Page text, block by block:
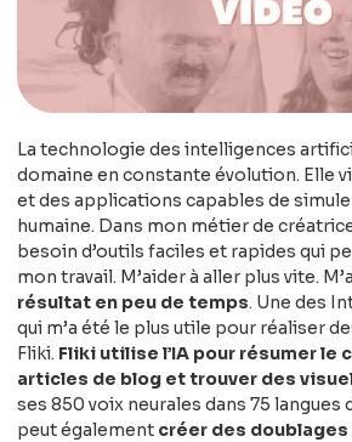
La technologie des intelligences
domaine en constante évolution. Elle
et des applications capables de
humaine. Dans mon métier de
besoin d’outils faciles et rapides qui
mon travail. M’aider à aller plus vite.
résultat en peu de temps. Une des
qui m’a été le plus utile pour réaliser
Fliki. Fliki utilise l’IA pour résumer le
articles de blog et trouver des
ses 850 voix neurales dans 75
peut également créer des doublages